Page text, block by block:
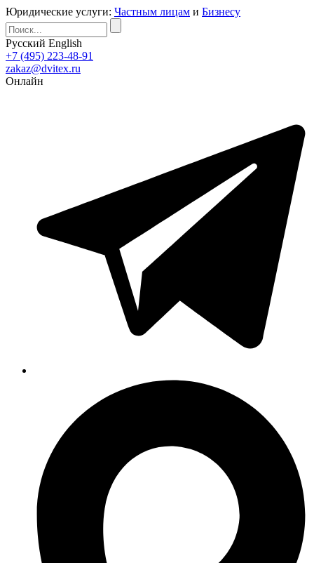
Юридические услуги: Частным лицам и Бизнесу
Русский English
+7 (495) 223-48-91
zakaz@dvitex.ru
Онлайн